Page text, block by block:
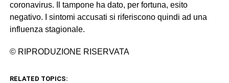
coronavirus. Il tampone ha dato, per fortuna, esito
negativo. I sintomi accusati si riferiscono quindi ad una
influenza stagionale.
© RIPRODUZIONE RISERVATA
RELATED TOPICS: